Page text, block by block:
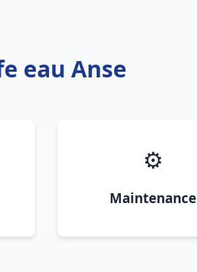
eau Anse
⚙️
Maintenance